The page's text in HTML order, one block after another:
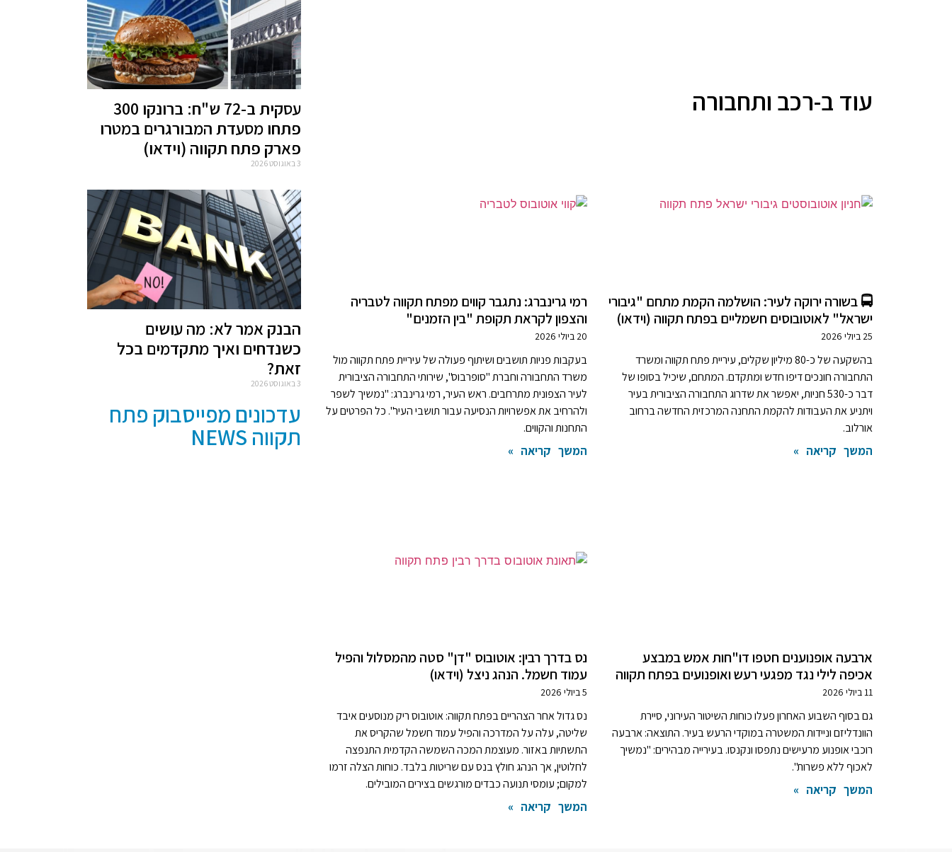
עוד ב-רכב ותחבורה
🚍 בשורה ירוקה לעיר: הושלמה הקמת מתחם "גיבורי
ישראל" לאוטובוסים חשמליים בפתח תקווה (וידאו)
25 ביולי 2026
בהשקעה של כ-80 מיליון שקלים, עיריית פתח תקווה ומשרד
התחבורה חונכים דיפו חדש ומתקדם. המתחם, שיכיל בסופו של
דבר כ-530 חניות, יאפשר את שדרוג התחבורה הציבורית בעיר
ויתניע את העבודות להקמת התחנה המרכזית החדשה ברחוב
אורלוב.
המשך קריאה »
רמי גרינברג: נתגבר קווים מפתח תקווה לטבריה
והצפון לקראת תקופת "בין הזמנים"
20 ביולי 2026
בעקבות פניות תושבים ושיתוף פעולה של עיריית פתח תקווה מול
משרד התחבורה וחברת "סופרבוס", שירותי התחבורה הציבורית
לעיר הצפונית מתרחבים. ראש העיר, רמי גרינברג: "נמשיך לשפר
ולהרחיב את אפשרויות הנסיעה עבור תושבי העיר". כל הפרטים על
התחנות והקווים.
המשך קריאה »
ארבעה אופנוענים חטפו דו"חות אמש במבצע
אכיפה לילי נגד מפגעי רעש ואופנועים בפתח תקווה
11 ביולי 2026
גם בסוף השבוע האחרון פעלו כוחות השיטור העירוני, סיירת
הוונדליזם וניידות המשטרה במוקדי הרעש בעיר. התוצאה: ארבעה
רוכבי אופנוע מרעישים נתפסו ונקנסו. בעירייה מבהירים: "נמשיך
לאכוף ללא פשרות".
המשך קריאה »
נס בדרך רבין: אוטובוס "דן" סטה מהמסלול והפיל
עמוד חשמל. הנהג ניצל (וידאו)
5 ביולי 2026
נס גדול אחר הצהריים בפתח תקווה: אוטובוס ריק מנוסעים איבד
שליטה, עלה על המדרכה והפיל עמוד חשמל שהקריס את
התשתיות באזור. מעוצמת המכה השמשה הקדמית התנפצה
לחלוטין, אך הנהג חולץ בנס עם שריטות בלבד. כוחות הצלה זרמו
למקום; עומסי תנועה כבדים מורגשים בצירים המובילים.
המשך קריאה »
עסקית ב-72 ש"ח: ברונקו 300
פתחו מסעדת המבורגרים במטרו
פארק פתח תקווה (וידאו)
3 באוגוסט 2026
הבנק אמר לא: מה עושים
כשנדחים ואיך מתקדמים בכל
זאת?
3 באוגוסט 2026
עדכונים מפייסבוק פתח
תקווה NEWS